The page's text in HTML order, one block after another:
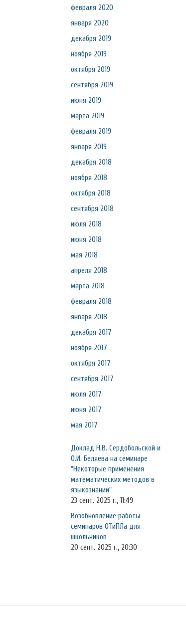
февраля 2020
января 2020
декабря 2019
ноября 2019
октября 2019
сентября 2019
июня 2019
марта 2019
февраля 2019
января 2019
декабря 2018
ноября 2018
октября 2018
сентября 2018
июля 2018
июня 2018
мая 2018
апреля 2018
марта 2018
февраля 2018
января 2018
декабря 2017
ноября 2017
октября 2017
сентября 2017
июля 2017
июня 2017
мая 2017
Доклад Н.В. Сердобольской и
О.И. Беляева на семинаре
"Некоторые применения
математических методов в
языкознании"
23 сент. 2025 г., 11:49
Возобновление работы
семинаров ОТиПЛа для
школьников
20 сент. 2025 г., 20:30